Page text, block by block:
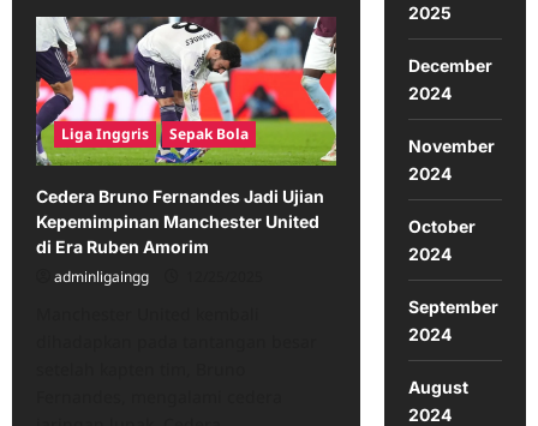
Kobbie
Mainoo
dan
Tantangan
di
Manchester
United
Liga Inggris Sepak Bola
Cedera Bruno Fernandes Jadi Ujian
Kepemimpinan Manchester United
di Era Ruben Amorim
adminligaingg
2025
December
2024
November
2024
October
2024
September
2024
August
2024